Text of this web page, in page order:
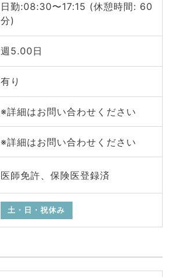
日勤:08:30〜17:15 (休憩時間: 60
分)
週5.00日
有り
※詳細はお問い合わせください
※詳細はお問い合わせください
医師免許、保険医登録済
土・日・祝休み